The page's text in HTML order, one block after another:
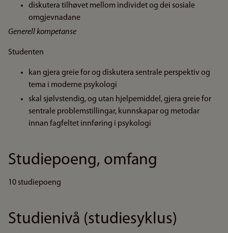
diskutera tilhøvet mellom individet og dei sosiale
omgjevnadane
Generell kompetanse
Studenten
kan gjera greie for og diskutera sentrale perspektiv og
tema i moderne psykologi
skal sjølvstendig, og utan hjelpemiddel, gjera greie for
sentrale problemstillingar, kunnskapar og metodar
innan fagfeltet innføring i psykologi
Studiepoeng, omfang
10 studiepoeng
Studienivå (studiesyklus)